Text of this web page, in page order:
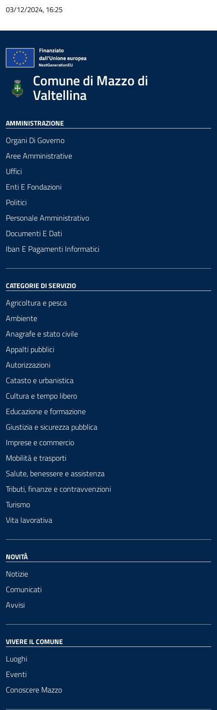
03/12/2024, 16:25
Comune di Mazzo di
Valtellina
AMMINISTRAZIONE
Organi Di Governo
Aree Amministrative
Uffici
Enti E Fondazioni
Politici
Personale Amministrativo
Documenti E Dati
Iban E Pagamenti Informatici
CATEGORIE DI SERVIZIO
Agricoltura e pesca
Ambiente
Anagrafe e stato civile
Appalti pubblici
Autorizzazioni
Catasto e urbanistica
Cultura e tempo libero
Educazione e formazione
Giustizia e sicurezza pubblica
Imprese e commercio
Mobilità e trasporti
Salute, benessere e assistenza
Tributi, finanze e contravvenzioni
Turismo
Vita lavorativa
NOVITÀ
Notizie
Comunicati
Avvisi
VIVERE IL COMUNE
Luoghi
Eventi
Conoscere Mazzo